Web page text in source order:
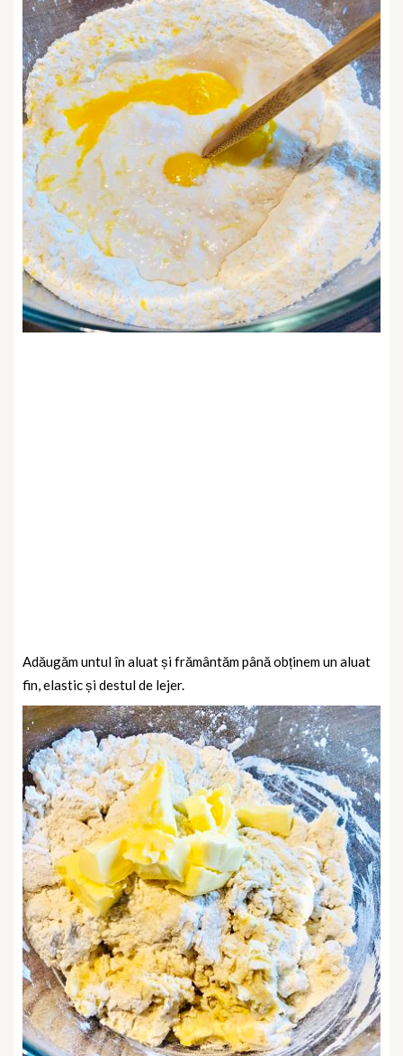
Adăugăm untul în aluat și frământăm până obținem un aluat
fin, elastic și destul de lejer.